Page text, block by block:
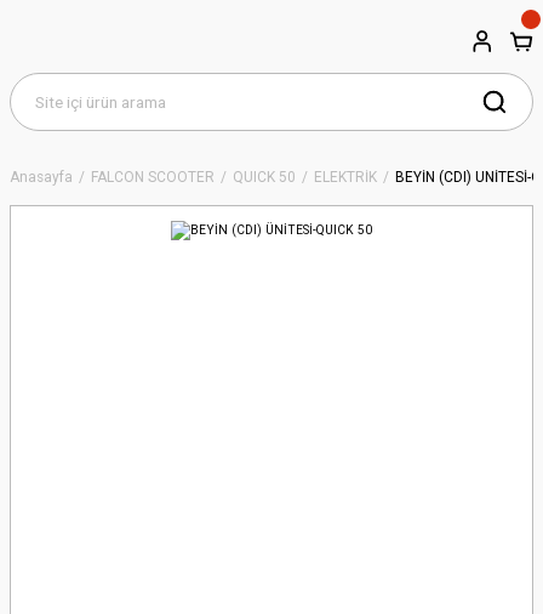
Anasayfa FALCON SCOOTER QUICK 50 ELEKTRİK BEYİN (CDI) ÜNİTESİ-